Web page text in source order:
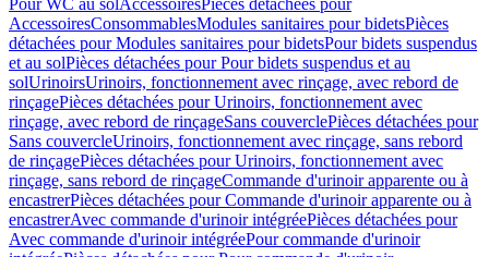
Pour WC au solAccessoiresPièces détachées pour
AccessoiresConsommablesModules sanitaires pour bidetsPièces
détachées pour Modules sanitaires pour bidetsPour bidets suspendus
et au solPièces détachées pour Pour bidets suspendus et au
solUrinoirsUrinoirs, fonctionnement avec rinçage, avec rebord de
rinçagePièces détachées pour Urinoirs, fonctionnement avec
rinçage, avec rebord de rinçageSans couverclePièces détachées pour
Sans couvercleUrinoirs, fonctionnement avec rinçage, sans rebord
de rinçagePièces détachées pour Urinoirs, fonctionnement avec
rinçage, sans rebord de rinçageCommande d'urinoir apparente ou à
encastrerPièces détachées pour Commande d'urinoir apparente ou à
encastrerAvec commande d'urinoir intégréePièces détachées pour
Avec commande d'urinoir intégréePour commande d'urinoir